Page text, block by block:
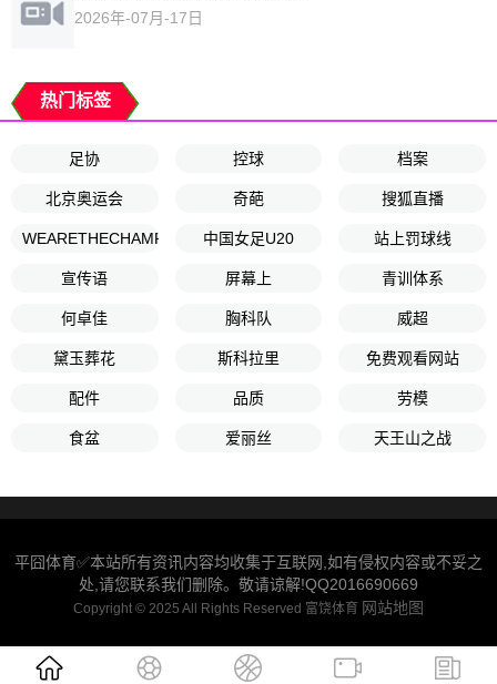
2026年-07月-17日
热门标签
足协 控球 档案
北京奥运会 奇葩 搜狐直播
WEARETHECHAMPIONS 中国女足U20 站上罚球线
宣传语 屏幕上 青训体系
何卓佳 胸科队 威超
黛玉葬花 斯科拉里 免费观看网站
配件 品质 劳模
食盆 爱丽丝 天王山之战
平囧体育✅本站所有资讯内容均收集于互联网,如有侵权内容或不妥之
处,请您联系我们删除。敬请谅解!QQ2016690669
Copyright © 2025 All Rights Reserved 富饶体育 网站地图